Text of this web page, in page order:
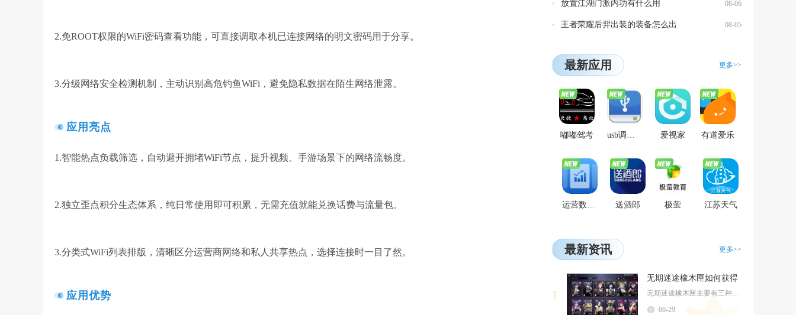
2.免ROOT权限的WiFi密码查看功能，可直接调取本机已连接网络的明文密码用于分享。
3.分级网络安全检测机制，主动识别高危钓鱼WiFi，避免隐私数据在陌生网络泄露。
应用亮点
1.智能热点负载筛选，自动避开拥堵WiFi节点，提升视频、手游场景下的网络流畅度。
2.独立歪点积分生态体系，纯日常使用即可积累，无需充值就能兑换话费与流量包。
3.分类式WiFi列表排版，清晰区分运营商网络和私人共享热点，选择连接时一目了然。
应用优势
放置江湖门派内功有什么用 08-06
王者荣耀后羿出装的装备怎么出 08-05
最新应用 更多>>
嘟嘟驾考 usb调试助手 爱视家 有道爱乐
运营数智仓 送酒郎 极萤 江苏天气
最新资讯 更多>>
1
无期迷途橡木匣如何获得
无期迷途橡木匣主要有三种稳定获取途径，分别是角色专属限时UP卡池、狂级禁闭者自选档案活动、...
06-29